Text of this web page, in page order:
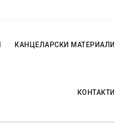
КАНЦЕЛАРСКИ МАТЕРИАЛИ
КОНТАКТИ